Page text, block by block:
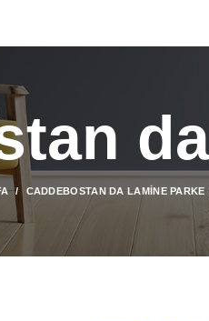
CADDEBOSTAN DA LAMINE PARKE